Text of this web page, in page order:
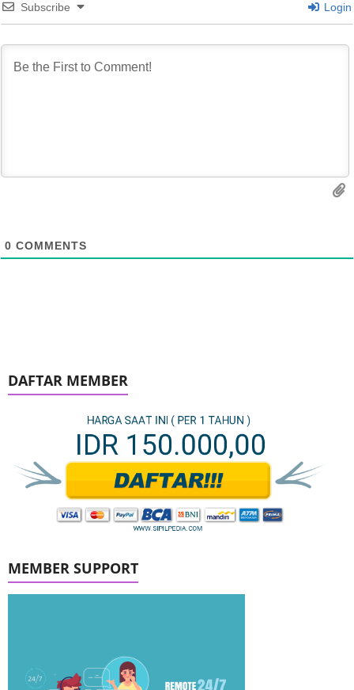
Subscribe Login
0 COMMENTS
DAFTAR MEMBER
MEMBER SUPPORT